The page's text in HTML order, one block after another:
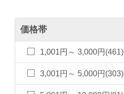
価格帯
1,001円～ 3,000円(461)
3,001円～ 5,000円(303)